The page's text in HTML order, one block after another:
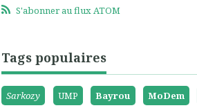
S'abonner au flux ATOM
Tags populaires
Sarkozy UMP Bayrou MoDem